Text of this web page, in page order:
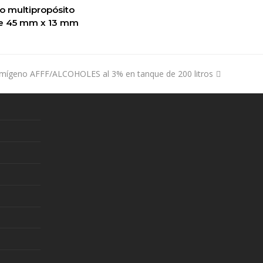
PRODUCTO
multipropósito
45 mm x 13 mm
AFFF/ALCOHOLES al 3% en tanque de 200 litros